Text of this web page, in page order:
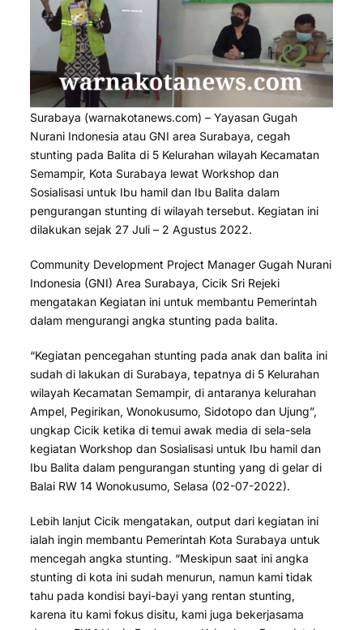
Surabaya (warnakotanews.com) – Yayasan Gugah
Nurani Indonesia atau GNI area Surabaya, cegah
stunting pada Balita di 5 Kelurahan wilayah Kecamatan
Semampir, Kota Surabaya lewat Workshop dan
Sosialisasi untuk Ibu hamil dan Ibu Balita dalam
pengurangan stunting di wilayah tersebut. Kegiatan ini
dilakukan sejak 27 Juli – 2 Agustus 2022.
Community Development Project Manager Gugah Nurani
Indonesia (GNI) Area Surabaya, Cicik Sri Rejeki
mengatakan Kegiatan ini untuk membantu Pemerintah
dalam mengurangi angka stunting pada balita.
“Kegiatan pencegahan stunting pada anak dan balita ini
sudah di lakukan di Surabaya, tepatnya di 5 Kelurahan
wilayah Kecamatan Semampir, di antaranya kelurahan
Ampel, Pegirikan, Wonokusumo, Sidotopo dan Ujung”,
ungkap Cicik ketika di temui awak media di sela-sela
kegiatan Workshop dan Sosialisasi untuk Ibu hamil dan
Ibu Balita dalam pengurangan stunting yang di gelar di
Balai RW 14 Wonokusumo, Selasa (02-07-2022).
Lebih lanjut Cicik mengatakan, output dari kegiatan ini
ialah ingin membantu Pemerintah Kota Surabaya untuk
mencegah angka stunting. “Meskipun saat ini angka
stunting di kota ini sudah menurun, namun kami tidak
tahu pada kondisi bayi-bayi yang rentan stunting,
karena itu kami fokus disitu, kami juga bekerjasama